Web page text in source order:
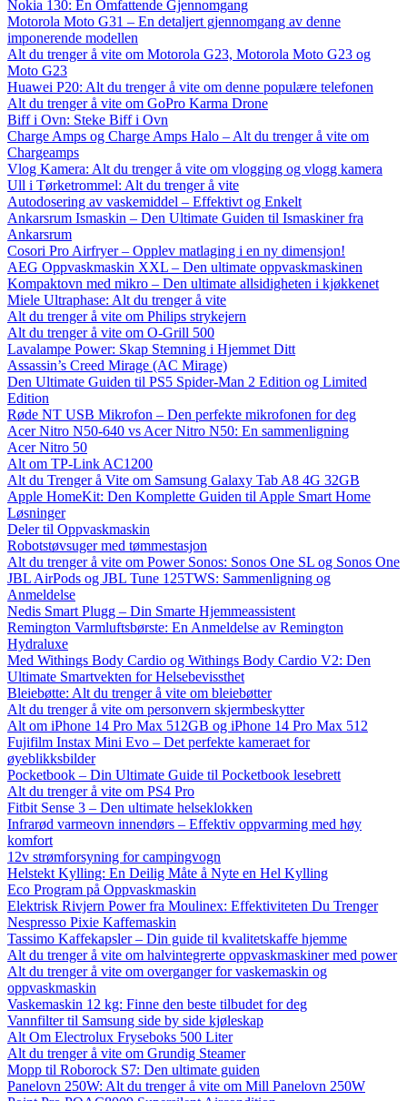
Nokia 130: En Omfattende Gjennomgang
Motorola Moto G31 – En detaljert gjennomgang av denne
imponerende modellen
Alt du trenger å vite om Motorola G23, Motorola Moto G23 og
Moto G23
Huawei P20: Alt du trenger å vite om denne populære telefonen
Alt du trenger å vite om GoPro Karma Drone
Biff i Ovn: Steke Biff i Ovn
Charge Amps og Charge Amps Halo – Alt du trenger å vite om
Chargeamps
Vlog Kamera: Alt du trenger å vite om vlogging og vlogg kamera
Ull i Tørketrommel: Alt du trenger å vite
Autodosering av vaskemiddel – Effektivt og Enkelt
Ankarsrum Ismaskin – Den Ultimate Guiden til Ismaskiner fra
Ankarsrum
Cosori Pro Airfryer – Opplev matlaging i en ny dimensjon!
AEG Oppvaskmaskin XXL – Den ultimate oppvaskmaskinen
Kompaktovn med mikro – Den ultimate allsidigheten i kjøkkenet
Miele Ultraphase: Alt du trenger å vite
Alt du trenger å vite om Philips strykejern
Alt du trenger å vite om O-Grill 500
Lavalampe Power: Skap Stemning i Hjemmet Ditt
Assassin’s Creed Mirage (AC Mirage)
Den Ultimate Guiden til PS5 Spider-Man 2 Edition og Limited
Edition
Røde NT USB Mikrofon – Den perfekte mikrofonen for deg
Acer Nitro N50-640 vs Acer Nitro N50: En sammenligning
Acer Nitro 50
Alt om TP-Link AC1200
Alt du Trenger å Vite om Samsung Galaxy Tab A8 4G 32GB
Apple HomeKit: Den Komplette Guiden til Apple Smart Home
Løsninger
Deler til Oppvaskmaskin
Robotstøvsuger med tømmestasjon
Alt du trenger å vite om Power Sonos: Sonos One SL og Sonos One
JBL AirPods og JBL Tune 125TWS: Sammenligning og
Anmeldelse
Nedis Smart Plugg – Din Smarte Hjemmeassistent
Remington Varmluftsbørste: En Anmeldelse av Remington
Hydraluxe
Med Withings Body Cardio og Withings Body Cardio V2: Den
Ultimate Smartvekten for Helsebevissthet
Bleiebøtte: Alt du trenger å vite om bleiebøtter
Alt du trenger å vite om personvern skjermbeskytter
Alt om iPhone 14 Pro Max 512GB og iPhone 14 Pro Max 512
Fujifilm Instax Mini Evo – Det perfekte kameraet for
øyeblikksbilder
Pocketbook – Din Ultimate Guide til Pocketbook lesebrett
Alt du trenger å vite om PS4 Pro
Fitbit Sense 3 – Den ultimate helseklokken
Infrarød varmeovn innendørs – Effektiv oppvarming med høy
komfort
12v strømforsyning for campingvogn
Helstekt Kylling: En Deilig Måte å Nyte en Hel Kylling
Eco Program på Oppvaskmaskin
Elektrisk Rivjern Power fra Moulinex: Effektiviteten Du Trenger
Nespresso Pixie Kaffemaskin
Tassimo Kaffekapsler – Din guide til kvalitetskaffe hjemme
Alt du trenger å vite om halvintegrerte oppvaskmaskiner med power
Alt du trenger å vite om overganger for vaskemaskin og
oppvaskmaskin
Vaskemaskin 12 kg: Finne den beste tilbudet for deg
Vannfilter til Samsung side by side kjøleskap
Alt Om Electrolux Fryseboks 500 Liter
Alt du trenger å vite om Grundig Steamer
Mopp til Roborock S7: Den ultimate guiden
Panelovn 250W: Alt du trenger å vite om Mill Panelovn 250W